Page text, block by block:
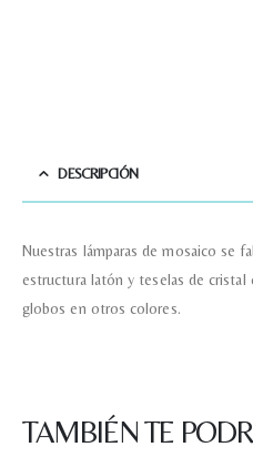
DESCRIPCIÓN
Nuestras lámparas de mosaico se
estructura latón y teselas de cristal
globos en otros colores.
TAMBIÉN TE
Nombre y
esta web
información
puedan